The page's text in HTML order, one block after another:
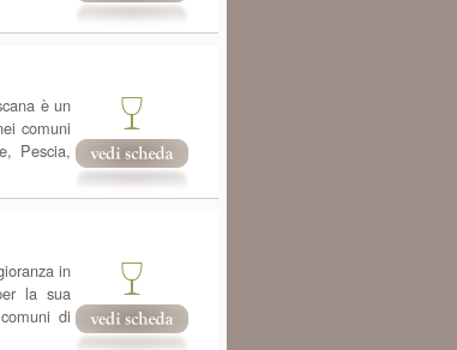
è un
comuni
Pescia,
in
la sua
di